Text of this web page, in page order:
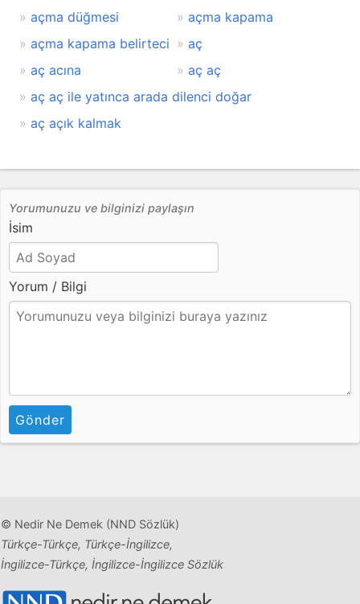
açma düğmesi
açma kapama
açma kapama belirteci
aç
aç acına
aç aç
aç aç ile yatınca arada dilenci doğar
aç açık kalmak
Yorumunuzu ve bilginizi paylaşın
İsim
Yorum / Bilgi
Gönder
© Nedir Ne Demek (NND Sözlük)
Türkçe-Türkçe, Türkçe-İngilizce,
İngilizce-Türkçe, İngilizce-İngilizce Sözlük